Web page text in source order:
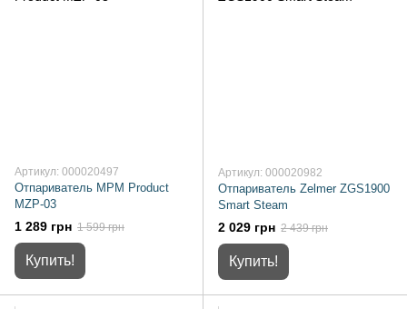
Артикул: 000020497
Отпариватель MPM Product
MZP-03
1 289 грн 1 599 грн
Купить!
Артикул: 000020982
Отпариватель Zelmer ZGS1900
Smart Steam
2 029 грн 2 439 грн
Купить!